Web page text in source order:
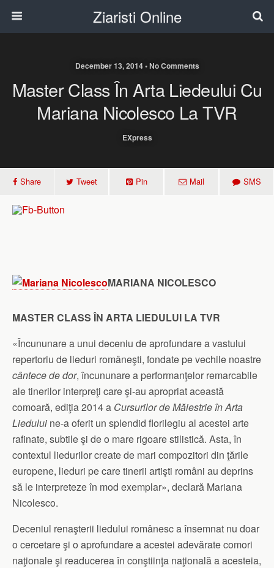
Ziaristi Online
December 13, 2014 • No Comments
Master Class În Arta Liedeului Cu
Mariana Nicolesco La TVR
EXpress
Share Tweet Pin Mail SMS
MARIANA NICOLESCO
MASTER CLASS ÎN ARTA LIEDULUI LA TVR
«Încununare a unui deceniu de aprofundare a vastului
repertoriu de lieduri româneşti, fondate pe vechile noastre
cântece de dor, încununare a performanţelor remarcabile
ale tinerilor interpreţi care şi-au apropriat această
comoară, ediţia 2014 a Cursurilor de Măiestrie în Arta
Liedului ne-a oferit un splendid florilegiu al acestei arte
rafinate, subtile şi de o mare rigoare stilistică. Asta, în
contextul liedurilor create de mari compozitori din ţările
europene, lieduri pe care tinerii artişti români au deprins
să le interpreteze în mod exemplar», declară Mariana
Nicolesco.
Deceniul renaşterii liedului românesc a însemnat nu doar
o cercetare şi o aprofundare a acestei adevărate comori
naţionale şi readucerea în conştiinţa naţională a acesteia,